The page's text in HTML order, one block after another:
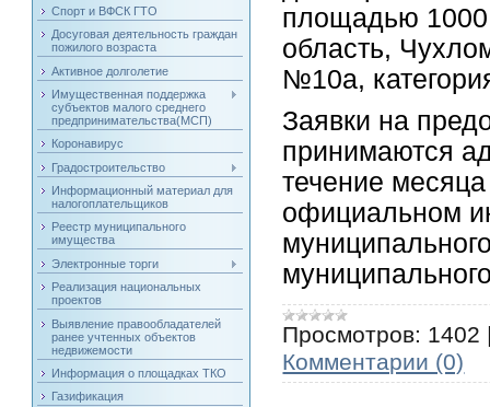
Спорт и ВФСК ГТО
Досуговая деятельность граждан
пожилого возраста
Активное долголетие
Имущественная поддержка
субъектов малого среднего
предпринимательства(МСП)
Коронавирус
Градостроительство
Информационный материал для
налогоплательщиков
Реестр муниципального
имущества
Электронные торги
Реализация национальных
проектов
Выявление правообладателей
ранее учтенных объектов
недвижемости
Информация о площадках ТКО
Газификация
площадью 1000
область,
№10а,
Заявки на
принимаются
течение
официальном
Просмотров: 1402
Комментарии (0)